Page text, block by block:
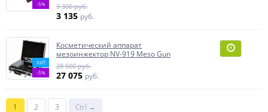
-5%
3 300 руб.
3 135 руб.
ХИТ
-5%
Косметический аппарат
мезоинжектор NV-919 Meso Gun
28 500 руб.
27 075 руб.
1 2 3 Ctrl →